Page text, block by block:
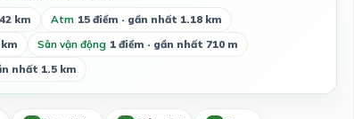
km Atm 15 điểm · gần nhất 1.18 km
Sân vận động 1 điểm · gần nhất 710 m
nhất 1.5 km